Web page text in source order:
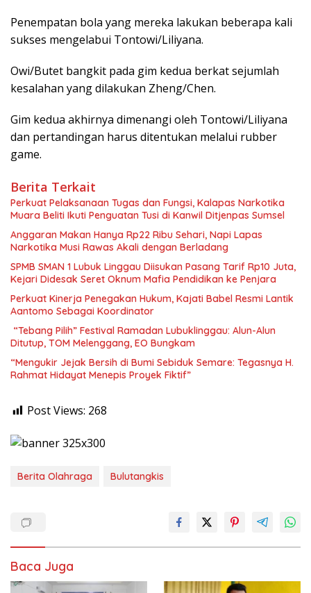
Penempatan bola yang mereka lakukan beberapa kali
sukses mengelabui Tontowi/Liliyana.
Owi/Butet bangkit pada gim kedua berkat sejumlah
kesalahan yang dilakukan Zheng/Chen.
Gim kedua akhirnya dimenangi oleh Tontowi/Liliyana
dan pertandingan harus ditentukan melalui rubber
game.
Berita Terkait
Perkuat Pelaksanaan Tugas dan Fungsi, Kalapas Narkotika
Muara Beliti Ikuti Penguatan Tusi di Kanwil Ditjenpas Sumsel
Anggaran Makan Hanya Rp22 Ribu Sehari, Napi Lapas
Narkotika Musi Rawas Akali dengan Berladang
SPMB SMAN 1 Lubuk Linggau Diisukan Pasang Tarif Rp10 Juta,
Kejari Didesak Seret Oknum Mafia Pendidikan ke Penjara
Perkuat Kinerja Penegakan Hukum, Kajati Babel Resmi Lantik
Aantomo Sebagai Koordinator
“Tebang Pilih” Festival Ramadan Lubuklinggau: Alun-Alun
Ditutup, TOM Melenggang, EO Bungkam
“Mengukir Jejak Bersih di Bumi Sebiduk Semare: Tegasnya H.
Rahmat Hidayat Menepis Proyek Fiktif”
Post Views: 268
Berita Olahraga Bulutangkis
Baca Juga